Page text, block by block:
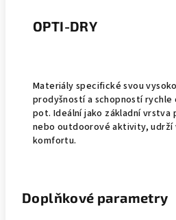
OPTI-DRY
Materiály specifické svou
prodyšností a schopností
pot. Ideální jako základní
nebo outdoorové aktivity, udrží
komfortu.
Doplňkové parametry